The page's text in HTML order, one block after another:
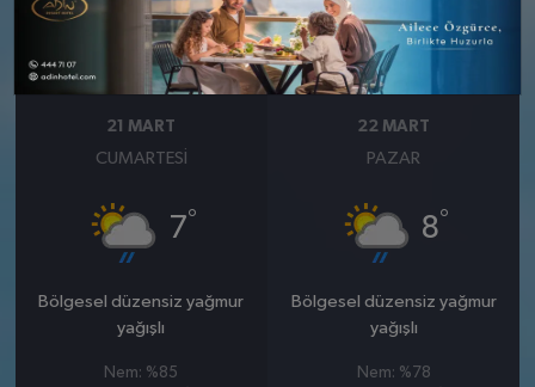
Rüzgar: 8 km/h
Yağış Olasılığı: %87
21 MART
CUMARTESI
7°
Bölgesel düzensiz yağmur
yağışlı
Nem: %85
22 MART
PAZAR
8°
Bölgesel düzensiz yağmur
yağışlı
Nem: %78